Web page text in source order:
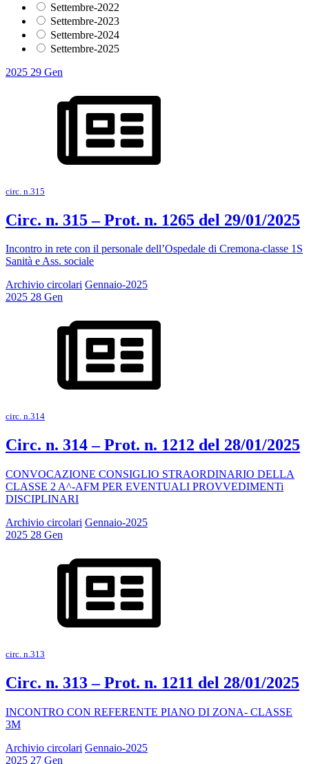
Settembre-2022
Settembre-2023
Settembre-2024
Settembre-2025
2025 29 Gen
circ. n.315
Circ. n. 315 – Prot. n. 1265 del 29/01/2025
Incontro in rete con il personale dell’Ospedale di Cremona-classe 1S
Sanità e Ass. sociale
Archivio circolari Gennaio-2025
2025 28 Gen
circ. n.314
Circ. n. 314 – Prot. n. 1212 del 28/01/2025
CONVOCAZIONE CONSIGLIO STRAORDINARIO DELLA
CLASSE 2 A^-AFM PER EVENTUALI PROVVEDIMENTi
DISCIPLINARI
Archivio circolari Gennaio-2025
2025 28 Gen
circ. n.313
Circ. n. 313 – Prot. n. 1211 del 28/01/2025
INCONTRO CON REFERENTE PIANO DI ZONA- CLASSE
3M
Archivio circolari Gennaio-2025
2025 27 Gen